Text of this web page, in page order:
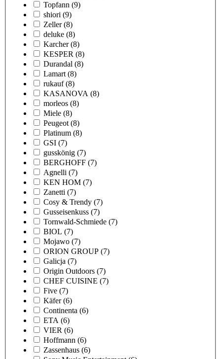
Topfann (9)
shiori (9)
Zeller (8)
deluke (8)
Karcher (8)
KESPER (8)
Durandal (8)
Lamart (8)
rukauf (8)
KASANOVA (8)
morleos (8)
Miele (8)
Peugeot (8)
Platinum (8)
GSI (7)
gusskönig (7)
BERGHOFF (7)
Agnelli (7)
KEN HOM (7)
Zanetti (7)
Cosy & Trendy (7)
Gusseisenkuss (7)
Tornwald-Schmiede (7)
BIOL (7)
Mojawo (7)
ORION GROUP (7)
Galicja (7)
Origin Outdoors (7)
CHEF CUISINE (7)
Five (7)
Käfer (6)
Continenta (6)
ETA (6)
VIER (6)
Hoffmann (6)
Zassenhaus (6)